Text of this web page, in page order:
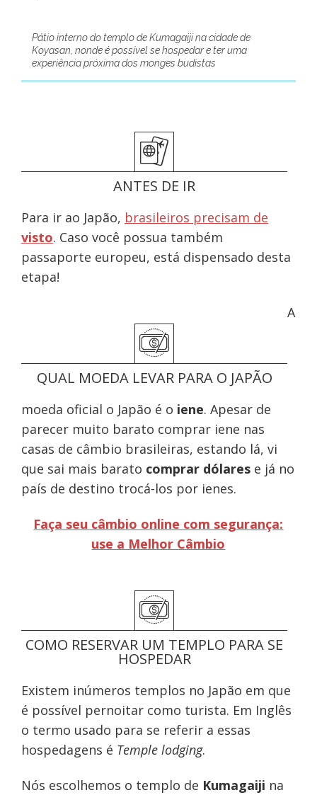
Pátio interno do templo de Kumagaiji na cidade de
Koyasan, nonde é possível se hospedar e ter uma
experiência próxima dos monges budistas
ANTES DE IR
Para ir ao Japão, brasileiros precisam de
visto. Caso você possua também
passaporte europeu, está dispensado desta
etapa!
QUAL MOEDA LEVAR PARA O JAPÃO
A
moeda oficial o Japão é o iene. Apesar de
parecer muito barato comprar iene nas
casas de câmbio brasileiras, estando lá, vi
que sai mais barato comprar dólarese já no
país de destino trocá-los por ienes.
Faça seu câmbio online com segurança:
use a Melhor Câmbio
COMO RESERVAR UM TEMPLO PARA SE
HOSPEDAR
Existem inúmeros templos no Japão em que
é possível pernoitar como turista. Em Inglês
o termo usado para se referir a essas
hospedagens é Temple lodging.
Nós escolhemos o templo de Kumagaiji na